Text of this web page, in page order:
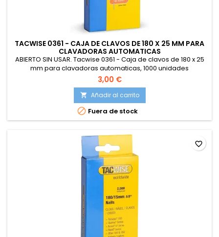
TACWISE 0361 - CAJA DE CLAVOS DE 180 X 25 MM PARA
CLAVADORAS AUTOMATICAS
ABIERTO SIN USAR. Tacwise 0361 - Caja de clavos de 180 x 25
mm para clavadoras automaticas, 1000 unidades
3,00 €
 Añadir al carrito
 Fuera de stock
favorite_border